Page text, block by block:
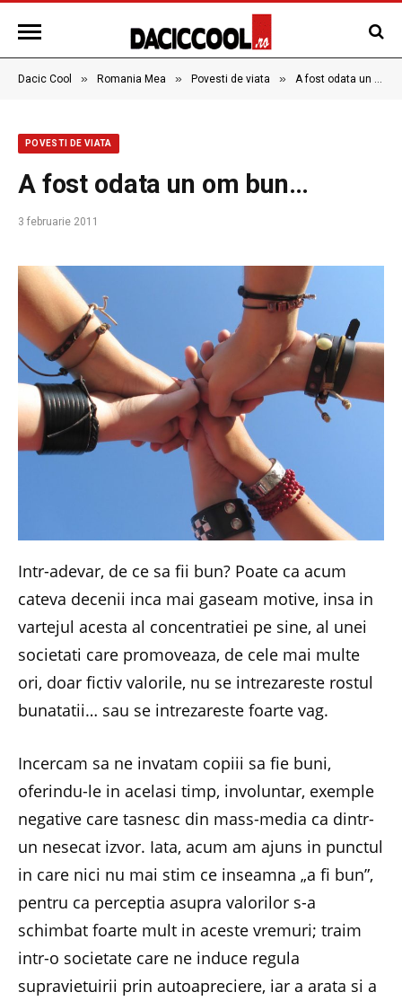
Dacic Cool » Romania Mea » Povesti de viata » A fost odata un om bun…
POVESTI DE VIATA
A fost odata un om bun…
3 februarie 2011
Intr-adevar, de ce sa fii bun? Poate ca acum
cateva decenii inca mai gaseam motive, insa in
vartejul acesta al concentratiei pe sine, al unei
societati care promoveaza, de cele mai multe
ori, doar fictiv valorile, nu se intrezareste rostul
bunatatii… sau se intrezareste foarte vag.
Incercam sa ne invatam copiii sa fie buni,
oferindu-le in acelasi timp, involuntar, exemple
negative care tasnesc din mass-media ca dintr-
un nesecat izvor. Iata, acum am ajuns in punctul
in care nici nu mai stim ce inseamna „a fi bun”,
pentru ca perceptia asupra valorilor s-a
schimbat foarte mult in aceste vremuri; traim
intr-o societate care ne induce regula
supravietuirii prin autoapreciere, iar a arata si a